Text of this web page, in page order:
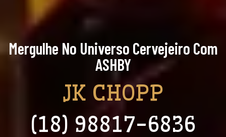
Mergulhe No Universo Cervejeiro Com
ASHBY
JK CHOPP
(18) 98817-6836